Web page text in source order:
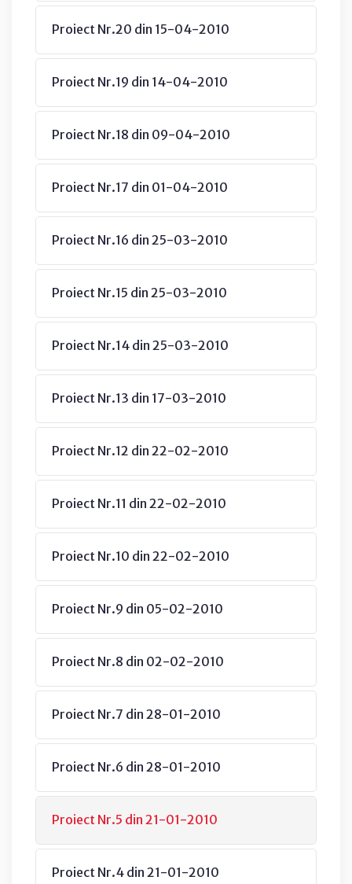
Proiect Nr.20 din 15-04-2010
Proiect Nr.19 din 14-04-2010
Proiect Nr.18 din 09-04-2010
Proiect Nr.17 din 01-04-2010
Proiect Nr.16 din 25-03-2010
Proiect Nr.15 din 25-03-2010
Proiect Nr.14 din 25-03-2010
Proiect Nr.13 din 17-03-2010
Proiect Nr.12 din 22-02-2010
Proiect Nr.11 din 22-02-2010
Proiect Nr.10 din 22-02-2010
Proiect Nr.9 din 05-02-2010
Proiect Nr.8 din 02-02-2010
Proiect Nr.7 din 28-01-2010
Proiect Nr.6 din 28-01-2010
Proiect Nr.5 din 21-01-2010
Proiect Nr.4 din 21-01-2010